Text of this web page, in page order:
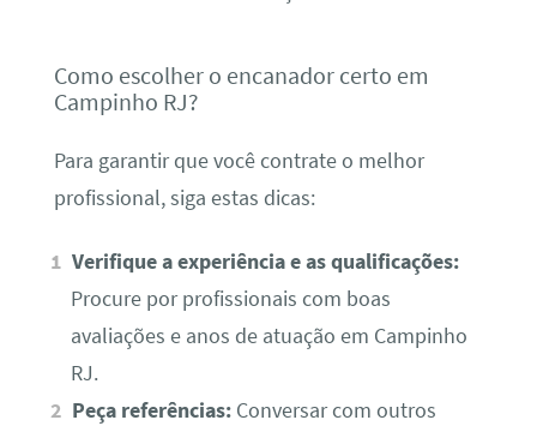
Como escolher o encanador certo em
Campinho RJ?
Para garantir que você contrate o melhor
profissional, siga estas dicas:
Verifique a experiência e as qualificações:
Procure por profissionais com boas
avaliações e anos de atuação em Campinho
RJ.
Peça referências: Conversar com outros